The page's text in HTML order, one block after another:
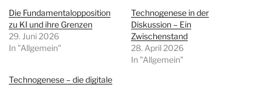
Die Fundamentalopposition
zu KI und ihre Grenzen
29. Juni 2026
In "Allgemein"
Technogenese in der
Diskussion – Ein
Zwischenstand
28. April 2026
In "Allgemein"
Technogenese – die digitale